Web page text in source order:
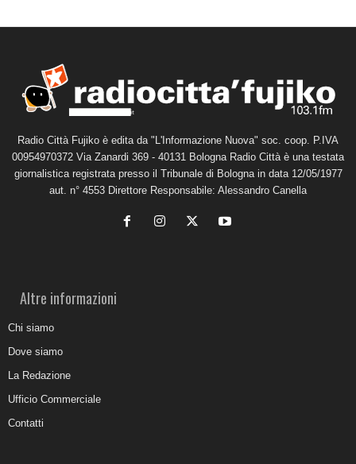
Radio Città Fujiko è edita da "L'Informazione Nuova" soc. coop. P.IVA
00954970372 Via Zanardi 369 - 40131 Bologna Radio Città è una testata
giornalistica registrata presso il Tribunale di Bologna in data 12/05/1977
aut. n° 4553 Direttore Responsabile: Alessandro Canella
Altre informazioni
Chi siamo
Dove siamo
La Redazione
Ufficio Commerciale
Contatti